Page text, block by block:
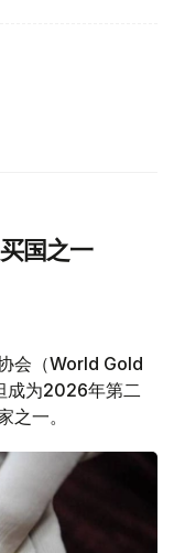
国之一
会（World Gold
成为2026年第二
之一。